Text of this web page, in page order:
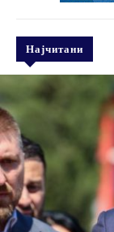
Најчитани